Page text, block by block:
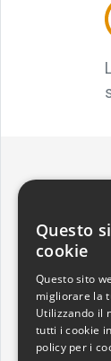
Questo
cookie
Questo sito
migliorare la
Utilizzando il
tutti i cookie
policy per i